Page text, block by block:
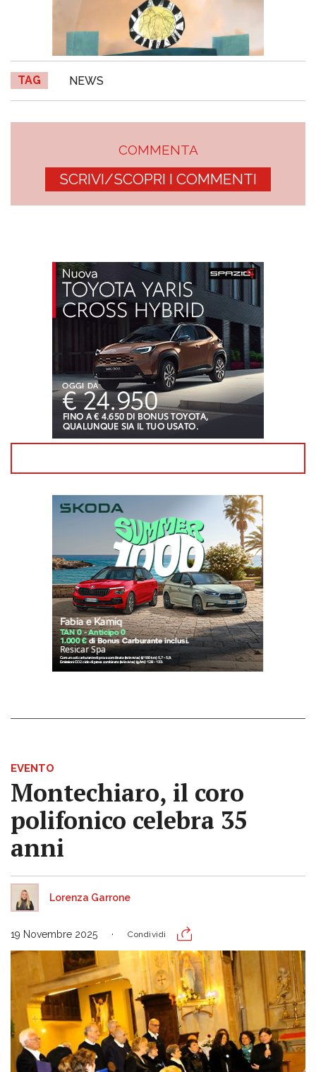
TAG NEWS
COMMENTA
SCRIVI/SCOPRI I COMMENTI
EVENTO
Montechiaro, il coro
polifonico celebra 35
anni
Lorenza Garrone
19 Novembre 2025 Condividi